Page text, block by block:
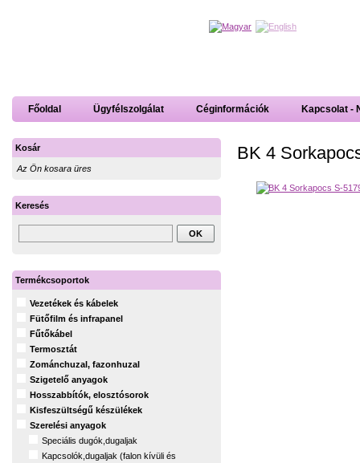
Főoldal Ügyfélszolgálat Céginformációk Kapcsolat -
BK 4
Kosár
Az Ön kosara üres
Keresés
Termékcsoportok
Vezetékek és kábelek
Fütőfilm és infrapanel
Fűtőkábel
Termosztát
Zománchuzal, fazonhuzal
Szigetelő anyagok
Hosszabbítók, elosztósorok
Kisfeszültségű készülékek
Szerelési anyagok
Speciális dugók,dugaljak
Kapcsolók,dugaljak (falon kívüli és